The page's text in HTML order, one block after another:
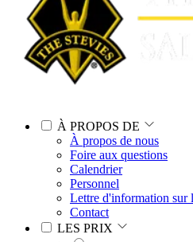
À PROPOS DE
À propos de nous
Foire aux questions
Calendrier
Personnel
Lettre d'information sur
Contact
LES PRIX